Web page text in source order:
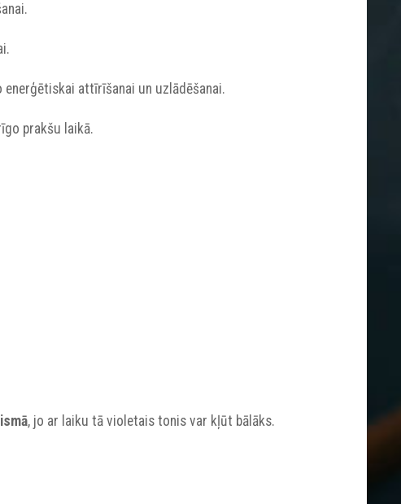
attīrīšanai un uzlādēšanai.
prakšu laikā.
, jo ar laiku tā violetais tonis var kļūt bālāks.